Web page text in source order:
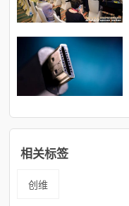
相关标签
创维